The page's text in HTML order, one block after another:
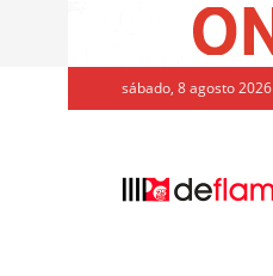
sábado, 8 agosto 2026